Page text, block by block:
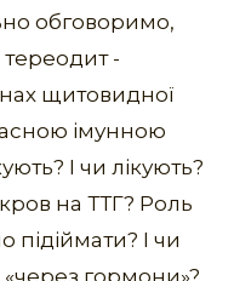
обговоримо,
-
щитовидної
імунною
І чи лікують?
на ТТГ? Роль
підіймати? І чи